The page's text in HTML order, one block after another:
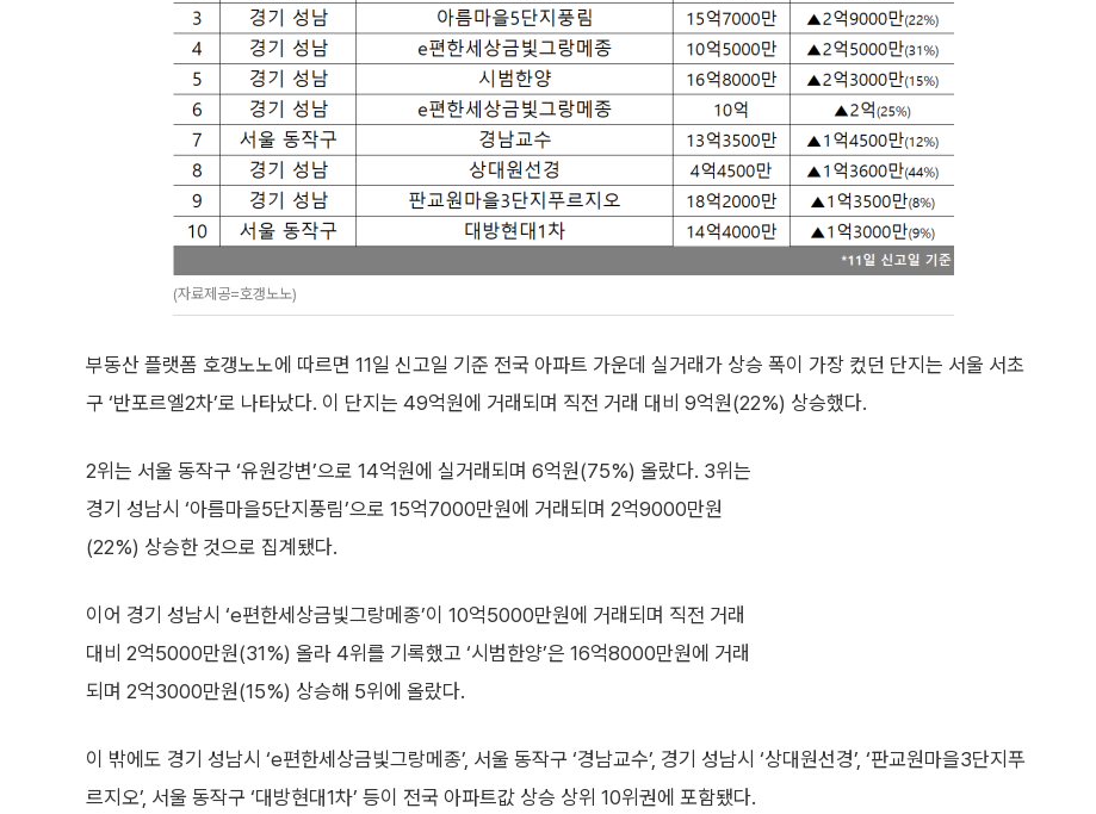
(자료제공=호갱노노)
부동산 플랫폼 호갱노노에 따르면 11일 신고일 기준 전국 아파트 가운데 실거래가 상승 폭이 가장 컸던 단지는 서울 서초
구 ‘반포르엘2차’로 나타났다. 이 단지는 49억원에 거래되며 직전 거래 대비 9억원(22%) 상승했다.
2위는 서울 동작구 ‘유원강변’으로 14억원에 실거래되며 6억원(75%) 올랐다. 3위는
경기 성남시 ‘아름마을5단지풍림’으로 15억7000만원에 거래되며 2억9000만원
(22%) 상승한 것으로 집계됐다.
이어 경기 성남시 ‘e편한세상금빛그랑메종’이 10억5000만원에 거래되며 직전 거래
대비 2억5000만원(31%) 올라 4위를 기록했고 ‘시범한양’은 16억8000만원에 거래
되며 2억3000만원(15%) 상승해 5위에 올랐다.
이 밖에도 경기 성남시 ‘e편한세상금빛그랑메종’, 서울 동작구 ‘경남교수’, 경기 성남시 ‘상대원선경’, ‘판교원마을3단지푸
르지오’, 서울 동작구 ‘대방현대1차’ 등이 전국 아파트값 상승 상위 10위권에 포함됐다.